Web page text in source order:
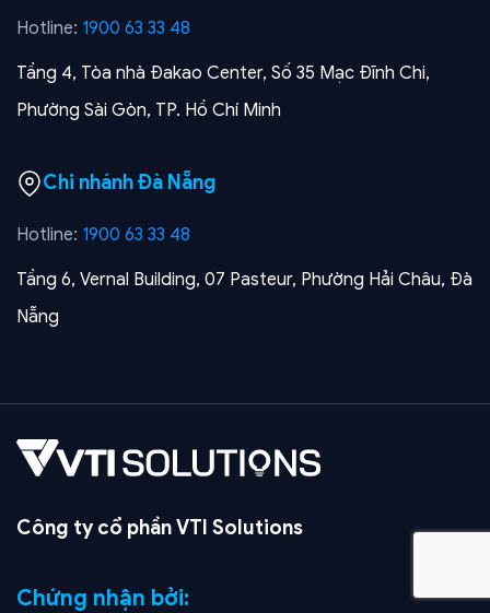
Hotline: 1900 63 33 48
Tầng 4, Tòa nhà Đakao Center, Số 35 Mạc Đĩnh Chi,
Phường Sài Gòn, TP. Hồ Chí Minh
Chi nhánh Đà Nẵng
Hotline: 1900 63 33 48
Tầng 6, Vernal Building, 07 Pasteur, Phường Hải Châu, Đà
Nẵng
Công ty cổ phần VTI Solutions
Chứng nhận bởi: